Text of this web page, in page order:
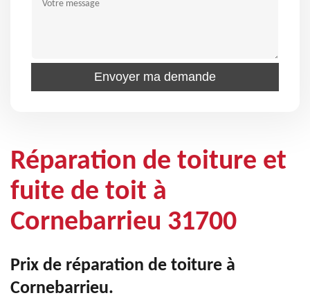
Réparation de toiture et
fuite de toit à
Cornebarrieu 31700
Prix de réparation de toiture à
Cornebarrieu.